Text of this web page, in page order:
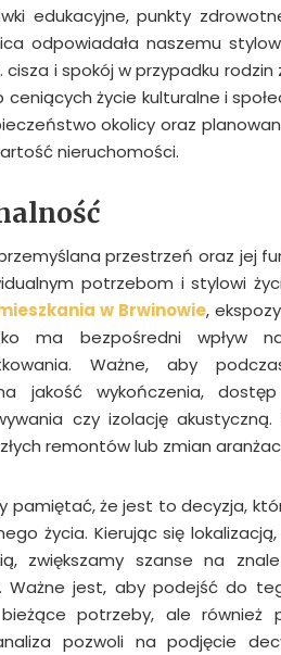
edukacyjne, punkty
odpowiadała naszemu
i spokój w przypadku rodzin
życie kulturalne i
okolicy oraz
nieruchomości.
przestrzeń oraz jej
potrzebom i stylowi
w Brwinowie,
ma bezpośredni wpływ
Ważne, aby
jakość wykończenia,
czy izolację
remontów lub zmian
pamiętać, że jest to decyzja,
życia. Kierując się
zwiększamy szanse na
Ważne jest, aby podejść do
potrzeby, ale również
pozwoli na podjęcie